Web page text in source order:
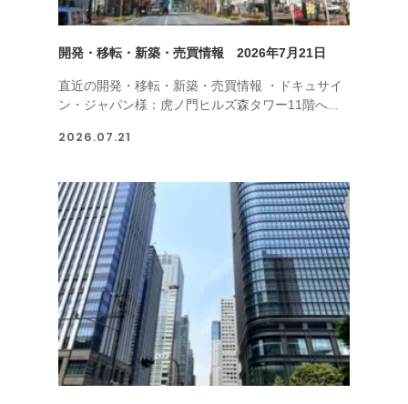
開発・移転・新築・売買情報 2026年7月21日
直近の開発・移転・新築・売買情報 ・ドキュサイ
ン・ジャパン様：虎ノ門ヒルズ森タワー11階へ...
2026.07.21